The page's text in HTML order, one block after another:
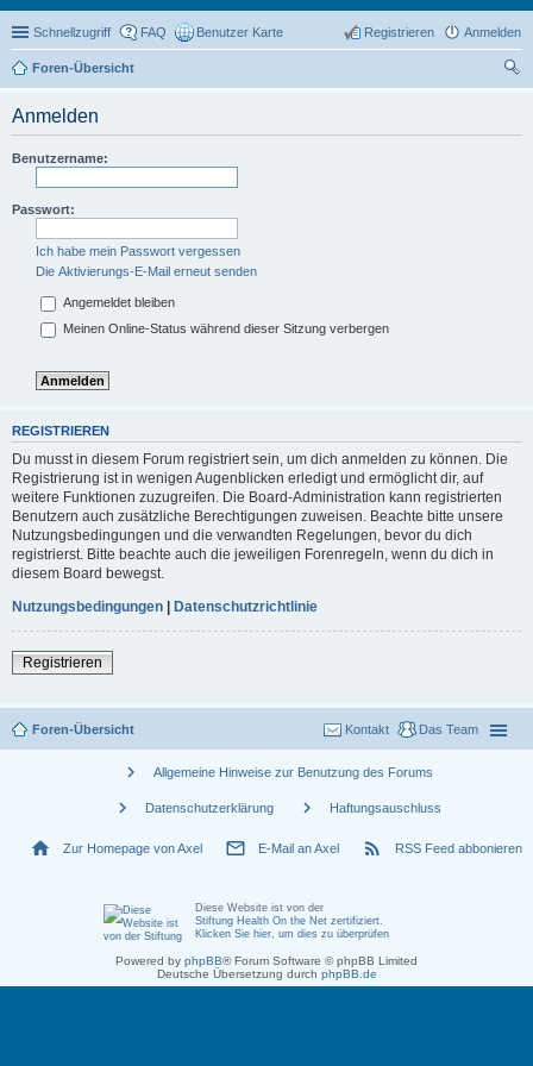
Schnellzugriff FAQ Benutzer Karte Anmelden
Registrieren
Foren-Übersicht
Anmelden
Benutzername:
Passwort:
Ich habe mein Passwort vergessen
Die Aktivierungs-E-Mail erneut senden
Angemeldet bleiben
Meinen Online-Status während dieser Sitzung verbergen
REGISTRIEREN
Du musst in diesem Forum registriert sein, um dich anmelden zu können. Die
Registrierung ist in wenigen Augenblicken erledigt und ermöglicht dir, auf
weitere Funktionen zuzugreifen. Die Board-Administration kann registrierten
Benutzern auch zusätzliche Berechtigungen zuweisen. Beachte bitte unsere
Nutzungsbedingungen und die verwandten Regelungen, bevor du dich
registrierst. Bitte beachte auch die jeweiligen Forenregeln, wenn du dich in
diesem Board bewegst.
Nutzungsbedingungen | Datenschutzrichtlinie
Registrieren
Foren-Übersicht Das Team
Kontakt
chevron_right Allgemeine Hinweise zur Benutzung des Forums
chevron_right Datenschutzerklärung chevron_right Haftungsauschluss
home Zur Homepage von Axel mail_outline E-Mail an Axel rss_feed RSS Feed abbonieren
Diese Website ist von der
Stiftung Health On the Net zertifiziert
Klicken Sie hier, um dies zu überprüfen
Powered by phpBB® Forum Software © phpBB Limited
Deutsche Übersetzung durch phpBB.de